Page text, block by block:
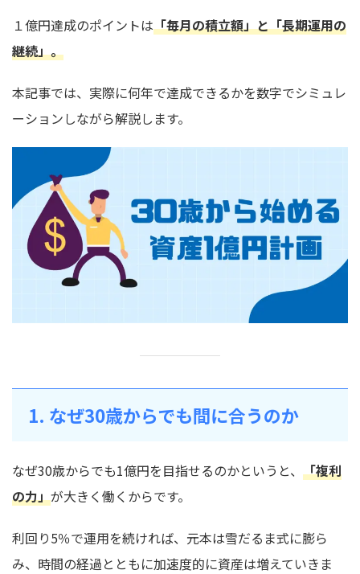
１億円達成のポイントは「毎月の積立額」と「長期運用の
継続」。
本記事では、実際に何年で達成できるかを数字でシミュレ
ーションしながら解説します。
1. なぜ30歳からでも間に合うのか
なぜ30歳からでも1億円を目指せるのかというと、 「複利
の力」が大きく働くからです。
利回り5％で運用を続ければ、元本は雪だるま式に膨ら
み、時間の経過とともに加速度的に資産は増えていきま